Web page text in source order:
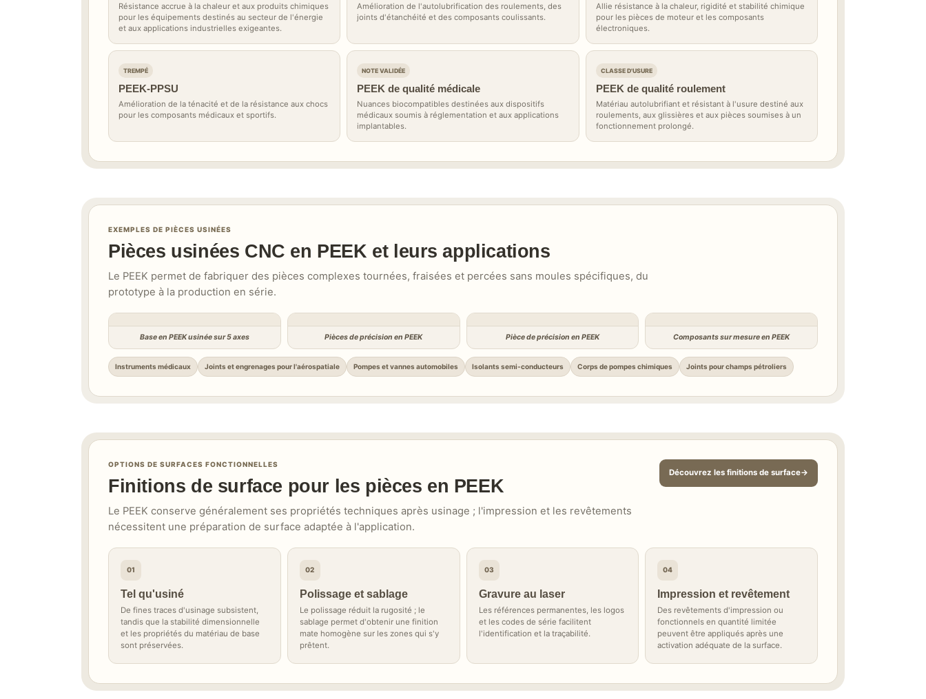
Résistance accrue à la chaleur et aux produits chimiques
pour les équipements destinés au secteur de l'énergie
et aux applications industrielles exigeantes.
Amélioration de l'autolubrification des roulements, des
joints d'étanchéité et des composants coulissants.
Allie résistance à la chaleur, rigidité et stabilité chimique
pour les pièces de moteur et les composants
électroniques.
TREMPÉ
PEEK-PPSU
Amélioration de la ténacité et de la résistance aux chocs
pour les composants médicaux et sportifs.
NOTE VALIDÉE
PEEK de qualité médicale
Nuances biocompatibles destinées aux dispositifs
médicaux soumis à réglementation et aux applications
implantables.
CLASSE D'USURE
PEEK de qualité roulement
Matériau autolubrifiant et résistant à l'usure destiné aux
roulements, aux glissières et aux pièces soumises à un
fonctionnement prolongé.
EXEMPLES DE PIÈCES USINÉES
Pièces usinées CNC en PEEK et leurs applications
Le PEEK permet de fabriquer des pièces complexes tournées, fraisées et percées sans moules spécifiques, du
prototype à la production en série.
Base en PEEK usinée sur 5 axes Pièces de précision en PEEK Pièce de précision en PEEK Composants sur mesure en PEEK
Instruments médicaux Joints et engrenages pour l'aérospatiale Pompes et vannes automobiles Isolants semi-conducteurs Corps de pompes chimiques Joints pour champs pétroliers
OPTIONS DE SURFACES FONCTIONNELLES
Finitions de surface pour les pièces en PEEK
Le PEEK conserve généralement ses propriétés techniques après usinage ; l'impression et les revêtements
nécessitent une préparation de surface adaptée à l'application.
Découvrez les finitions de surface
01
Tel qu'usiné
De fines traces d'usinage subsistent,
tandis que la stabilité dimensionnelle
et les propriétés du matériau de base
sont préservées.
02
Polissage et sablage
Le polissage réduit la rugosité ; le
sablage permet d'obtenir une finition
mate homogène sur les zones qui s'y
prêtent.
03
Gravure au laser
Les références permanentes, les logos
et les codes de série facilitent
l'identification et la traçabilité.
04
Impression et revêtement
Des revêtements d'impression ou
fonctionnels en quantité limitée
peuvent être appliqués après une
activation adéquate de la surface.